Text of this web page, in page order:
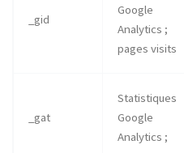
_gid
Google
Analytics ;
pages visits
_gat
Statistiques
Google
Analytics ;